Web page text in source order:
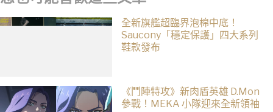
全新旗艦超臨界泡棉中底！
Saucony「穩定保護」四大系列
鞋款發布
《鬥陣特攻》新肉盾英雄 D.Mon
參戰！MEKA 小隊迎來全新領袖